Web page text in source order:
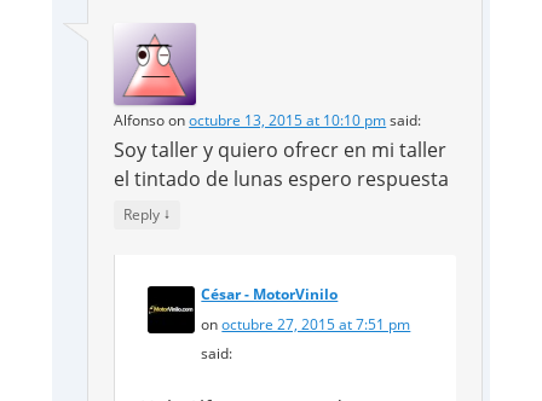
Alfonsoonoctubre 13, 2015 at 10:10 pmsaid:
Soy taller y quiero ofrecr en mi taller
el tintado de lunas espero respuesta
Reply ↓
César - MotorVinilo
onoctubre 27, 2015 at 7:51 pm
said: